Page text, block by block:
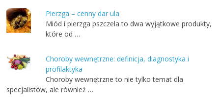
Pierzga – cenny dar ula
Miód i pierzga pszczela to dwa wyjątkowe produkty,
które od …
Choroby wewnętrzne: definicja, diagnostyka i
profilaktyka
Choroby wewnętrzne to nie tylko temat dla
specjalistów, ale również …